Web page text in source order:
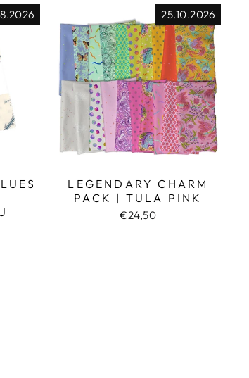
25.10.2026
LEGENDARY CHARM
PACK | TULA PINK
€24,50